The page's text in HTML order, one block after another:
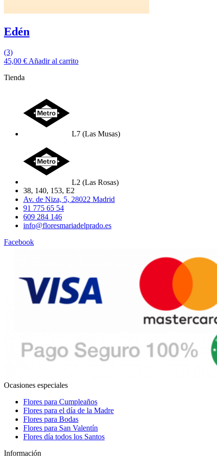
Edén
(3)
45,00 € Añadir al carrito
Tienda
L7 (Las Musas)
L2 (Las Rosas)
38, 140, 153, E2
Av. de Niza, 5, 28022 Madrid
91 775 65 54
609 284 146
info@floresmariadelprado.es
Facebook
Ocasiones especiales
Flores para Cumpleaños
Flores para el día de la Madre
Flores para Bodas
Flores para San Valentín
Flores día todos los Santos
Información